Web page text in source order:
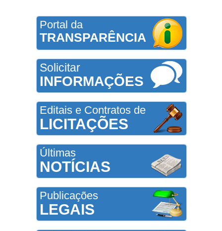
Portal da
TRANSPARÊNCIA
Solicitar
INFORMAÇÕES
Editais e Contratos de
LICITAÇÕES
Últimas
NOTÍCIAS
Publicações
LEGAIS